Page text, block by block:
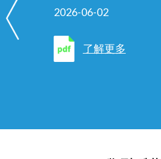
2026-06-02
了解更多